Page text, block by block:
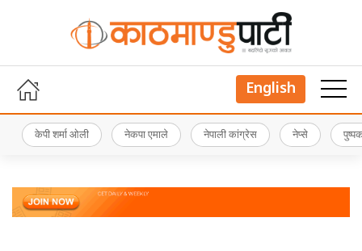
English
केपी शर्मा ओली नेकपा एमाले नेपाली कांग्रेस नेप्से